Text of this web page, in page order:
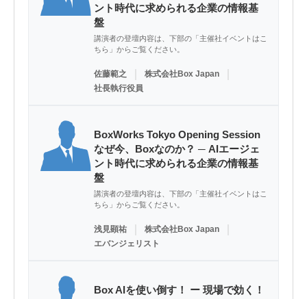
ント時代に求められる企業の情報基
盤
講演者の登壇内容は、下部の「主催社イベントはこ
ちら」からご覧ください。
佐藤範之 株式会社Box Japan
社長執行役員
BoxWorks Tokyo Opening Session
なぜ今、Boxなのか？ ─ AIエージェ
ント時代に求められる企業の情報基
盤
講演者の登壇内容は、下部の「主催社イベントはこ
ちら」からご覧ください。
浅見顕祐 株式会社Box Japan
エバンジェリスト
Box AIを使い倒す！ ー 現場で効く！